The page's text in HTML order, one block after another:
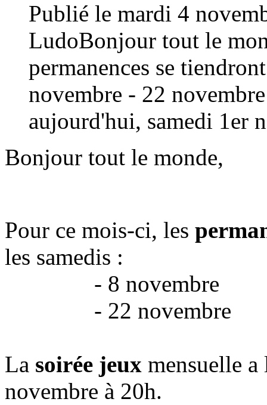
Publié le mardi 4
LudoBonjour tout le
permanences se
novembre - 22
aujourd'hui, samedi 1er
Bonjour tout le monde,
Pour ce mois-ci, les
les samedis :
- 8 novembre
- 22 novembre
La soirée jeux mensuelle
novembre à 20h.